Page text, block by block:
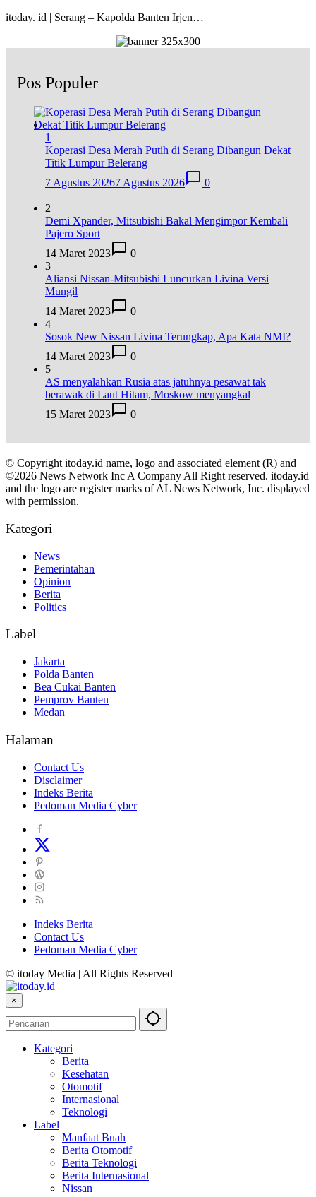
itoday. id | Serang – Kapolda Banten Irjen…
Pos Populer
1
Koperasi Desa Merah Putih di Serang Dibangun Dekat
Titik Lumpur Belerang
7 Agustus 20267 Agustus 2026 0
2
Demi Xpander, Mitsubishi Bakal Mengimpor Kembali
Pajero Sport
14 Maret 2023
0
3
Aliansi Nissan-Mitsubishi Luncurkan Livina Versi
Mungil
14 Maret 2023
0
4
Sosok New Nissan Livina Terungkap, Apa Kata NMI?
14 Maret 2023
0
5
AS menyalahkan Rusia atas jatuhnya pesawat tak
berawak di Laut Hitam, Moskow menyangkal
15 Maret 2023
0
© Copyright itoday.id name, logo and associated element (R) and
©2026 News Network Inc A Company All Right reserved. itoday.id
and the logo are register marks of AL News Network, Inc. displayed
with permission.
Kategori
News
Pemerintahan
Opinion
Berita
Politics
Label
Jakarta
Polda Banten
Bea Cukai Banten
Pemprov Banten
Medan
Halaman
Contact Us
Disclaimer
Indeks Berita
Pedoman Media Cyber
Indeks Berita
Contact Us
Pedoman Media Cyber
© itoday Media | All Rights Reserved
×
Kategori
Berita
Kesehatan
Otomotif
Internasional
Teknologi
Label
Manfaat Buah
Berita Otomotif
Berita Teknologi
Berita Internasional
Nissan